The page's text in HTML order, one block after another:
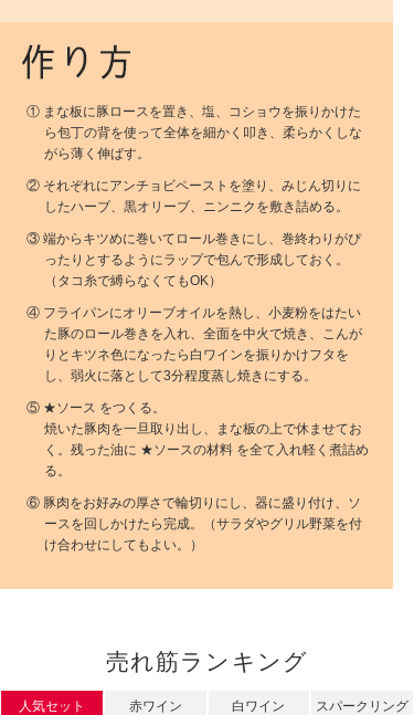
① まな板に豚ロースを置き、塩、コショウを振りかけた
ら包丁の背を使って全体を細かく叩き、柔らかくしな
がら薄く伸ばす。
② それぞれにアンチョビペーストを塗り、みじん切りに
したハーブ、黒オリーブ、ニンニクを敷き詰める。
③ 端からキツめに巻いてロール巻きにし、巻終わりがぴ
ったりとするようにラップで包んで形成しておく。
（タコ糸で縛らなくてもOK）
④ フライパンにオリーブオイルを熱し、小麦粉をはたい
た豚のロール巻きを入れ、全面を中火で焼き、こんが
りとキツネ色になったら白ワインを振りかけフタを
し、弱火に落として3分程度蒸し焼きにする。
⑤ ★ソース をつくる。
焼いた豚肉を一旦取り出し、まな板の上で休ませてお
く。残った油に ★ソースの材料 を全て入れ軽く煮詰め
る。
⑥ 豚肉をお好みの厚さで輪切りにし、器に盛り付け、ソ
ースを回しかけたら完成。（サラダやグリル野菜を付
け合わせにしてもよい。）
売れ筋ランキング
人気セット 赤ワイン 白ワイン スパークリング